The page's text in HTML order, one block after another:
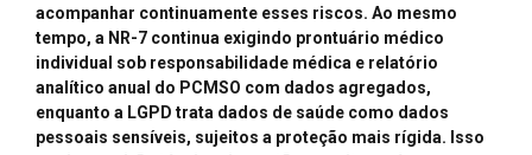
acompanhar continuamente esses riscos. Ao mesmo
tempo, a NR-7 continua exigindo prontuário médico
individual sob responsabilidade médica e relatório
analítico anual do PCMSO com dados agregados,
enquanto a LGPD trata dados de saúde como dados
pessoais sensíveis, sujeitos a proteção mais rígida. Isso